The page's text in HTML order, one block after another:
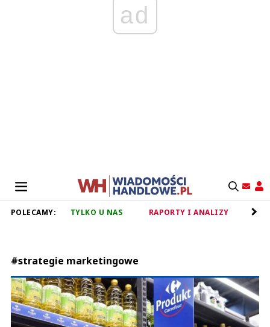
ad
POLECAMY: TYLKO U NAS RAPORTY I ANALIZY
#strategie marketingowe